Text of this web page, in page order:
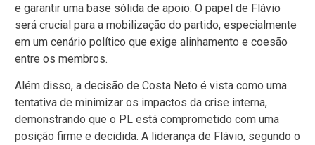
e garantir uma base sólida de apoio. O papel de Flávio
será crucial para a mobilização do partido, especialmente
em um cenário político que exige alinhamento e coesão
entre os membros.
Além disso, a decisão de Costa Neto é vista como uma
tentativa de minimizar os impactos da crise interna,
demonstrando que o PL está comprometido com uma
posição firme e decidida. A liderança de Flávio, segundo o